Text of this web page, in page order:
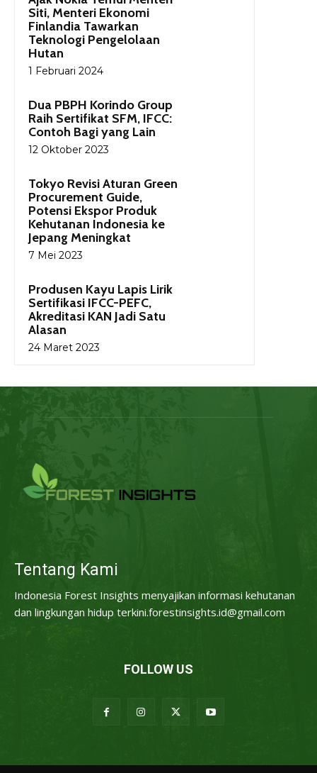
Siti, Menteri Ekonomi
Finlandia Tawarkan
Teknologi Pengelolaan
Hutan
1 Februari 2024
Dua PBPH Korindo Group
Raih Sertifikat SFM, IFCC:
Contoh Bagi yang Lain
12 Oktober 2023
Tokyo Revisi Aturan Green
Procurement Guide,
Potensi Ekspor Produk
Kehutanan Indonesia ke
Jepang Meningkat
7 Mei 2023
Produsen Kayu Lapis Lirik
Sertifikasi IFCC-PEFC,
Akreditasi KAN Jadi Satu
Alasan
24 Maret 2023
Tentang Kami
Indonesia Forest Insights menyajikan informasi kehutanan
dan lingkungan hidup terkini.forestinsights.id@gmail.com
FOLLOW US